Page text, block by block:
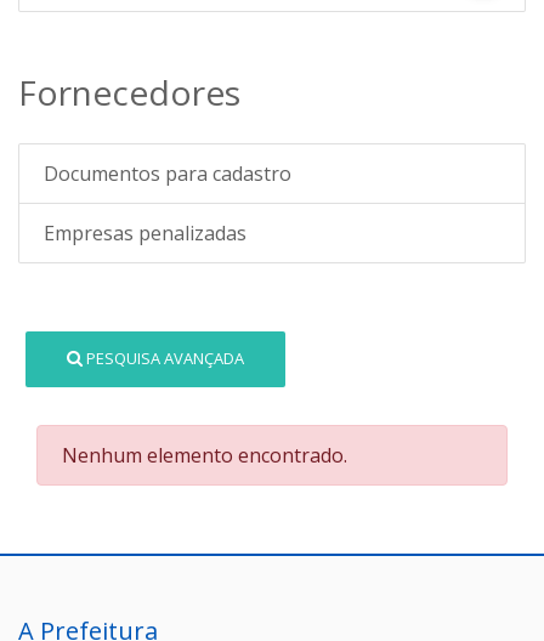
Fornecedores
Documentos para cadastro
Empresas penalizadas
PESQUISA AVANÇADA
Nenhum elemento encontrado.
A Prefeitura